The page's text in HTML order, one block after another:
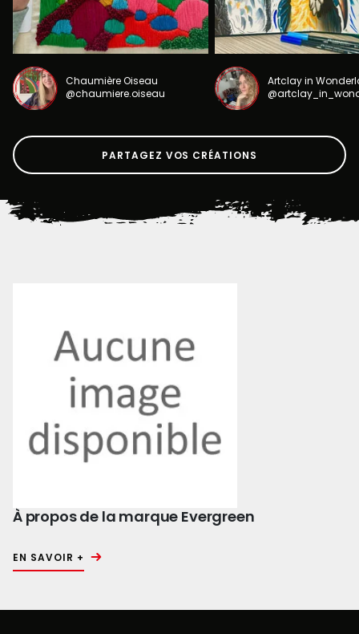
Chaumière Oiseau
@chaumiere.oiseau
Artclay in
PARTAGEZ VOS CRÉATIONS
À propos de la marque Evergreen
EN SAVOIR +